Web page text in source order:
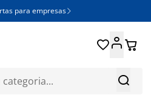
para empresas 

 